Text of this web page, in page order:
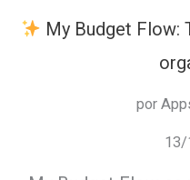
My Budget Flow:
por
13/